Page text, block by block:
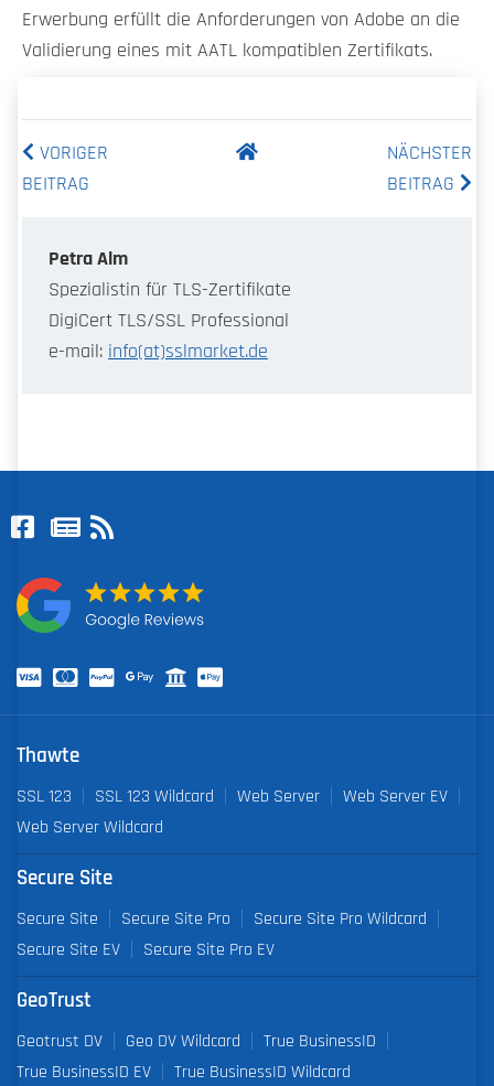
Erwerbung erfüllt die Anforderungen von Adobe an die
Validierung eines mit AATL kompatiblen Zertifikats.
VORIGER
BEITRAG
NÄCHSTER
BEITRAG
Petra Alm
Spezialistin für TLS-Zertifikate
DigiCert TLS/SSL Professional
e-mail: info(at)sslmarket.de
Thawte
SSL 123 SSL 123 Wildcard Web Server
Web Server EV
Web Server Wildcard
Secure Site
Secure Site Secure Site Pro
Secure Site Pro Wildcard
Secure Site EV
Secure Site Pro EV
GeoTrust
Geotrust DV Geo DV Wildcard
True BusinessID
True BusinessID EV
True BusinessID Wildcard